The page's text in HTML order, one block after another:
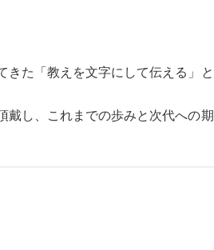
た「教えを文字にして伝える」と
戴し、これまでの歩みと次代への期